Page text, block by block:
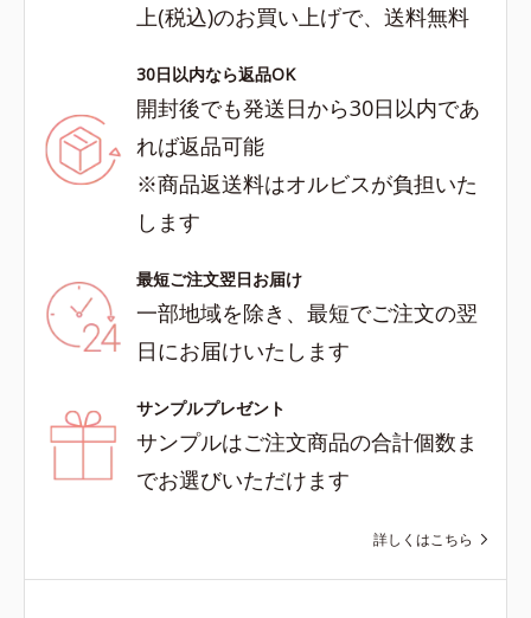
上(税込)のお買い上げで、送料無料
30日以内なら返品OK
開封後でも発送日から30日以内であ
れば返品可能
※商品返送料はオルビスが負担いた
します
最短ご注文翌日お届け
一部地域を除き、最短でご注文の翌
日にお届けいたします
サンプルプレゼント
サンプルはご注文商品の合計個数ま
でお選びいただけます
詳しくはこちら